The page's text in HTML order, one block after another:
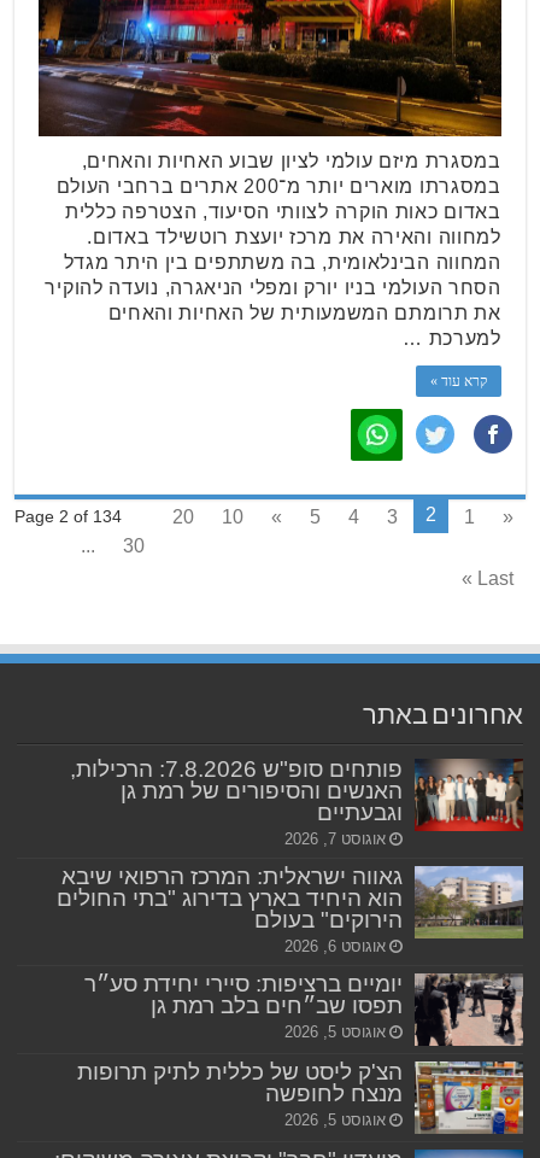
במסגרת מיזם עולמי לציון שבוע האחיות והאחים,
במסגרתו מוארים יותר מ־200 אתרים ברחבי העולם
באדום כאות הוקרה לצוותי הסיעוד, הצטרפה כללית
למחווה והאירה את מרכז יועצת רוטשילד באדום.
המחווה הבינלאומית, בה משתתפים בין היתר מגדל
הסחר העולמי בניו יורק ומפלי הניאגרה, נועדה להוקיר
את תרומתם המשמעותית של האחיות והאחים
למערכת …
קרא עוד »
Page 2 of 134 «
1
2
3
4
5
»
10
20
30
...
Last »
אחרונים באתר
פותחים סופ"ש 7.8.2026: הרכילות,
האנשים והסיפורים של רמת גן
וגבעתיים
אוגוסט 7, 2026
גאווה ישראלית: המרכז הרפואי שיבא
הוא היחיד בארץ בדירוג "בתי החולים
הירוקים" בעולם
אוגוסט 6, 2026
יומיים ברציפות: סיירי יחידת סע״ר
תפסו שב״חים בלב רמת גן
אוגוסט 5, 2026
הצ'ק ליסט של כללית לתיק תרופות
מנצח לחופשה
אוגוסט 5, 2026